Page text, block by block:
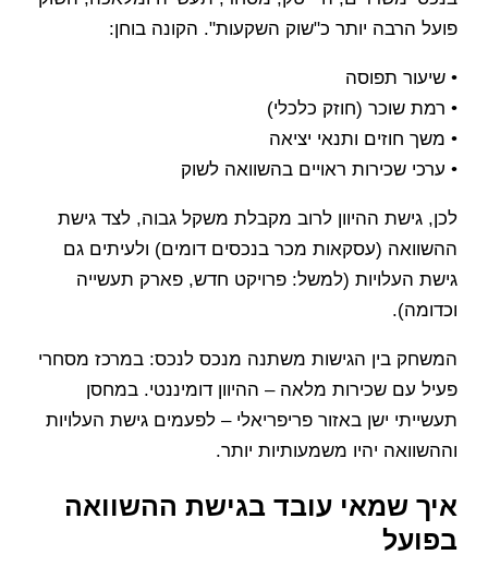
פועל הרבה יותר כ"שוק השקעות". הקונה בוחן:
• שיעור תפוסה
• רמת שוכר (חוזק כלכלי)
• משך חוזים ותנאי יציאה
• ערכי שכירות ראויים בהשוואה לשוק
לכן, גישת ההיוון לרוב מקבלת משקל גבוה, לצד גישת
ההשוואה (עסקאות מכר בנכסים דומים) ולעיתים גם
גישת העלויות (למשל: פרויקט חדש, פארק תעשייה
וכדומה).
המשחק בין הגישות משתנה מנכס לנכס: במרכז מסחרי
פעיל עם שכירות מלאה – ההיוון דומיננטי. במחסן
תעשייתי ישן באזור פריפריאלי – לפעמים גישת העלויות
וההשוואה יהיו משמעותיות יותר.
איך שמאי עובד בגישת ההשוואה
בפועל